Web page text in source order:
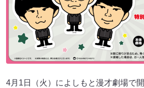
4月1日（火）によしもと漫才劇場で